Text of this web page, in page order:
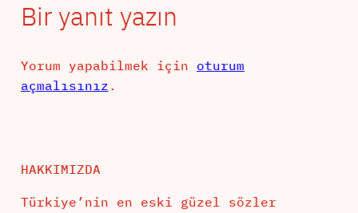
Bir yanıt yazın
Yorum yapabilmek için oturum
açmalısınız .
HAKKIMIZDA
Türkiye’nin en eski güzel sözler